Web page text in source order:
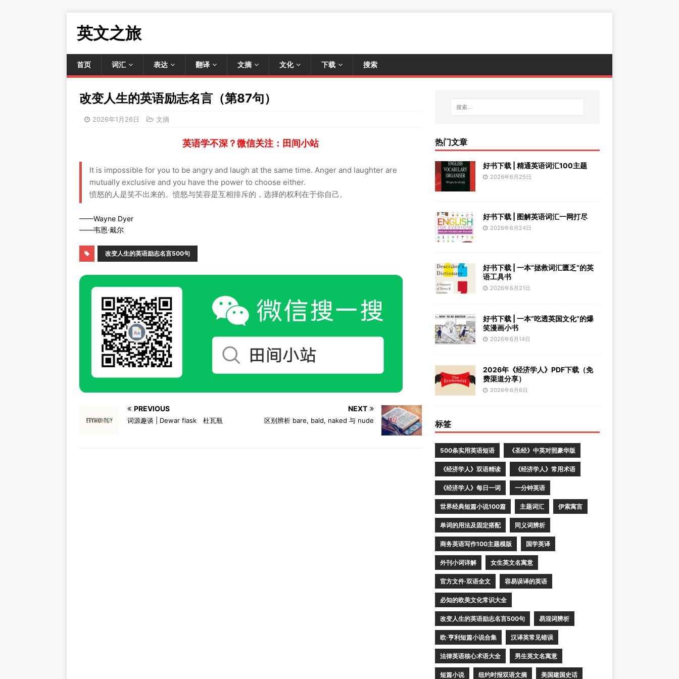
英文之旅
首页 词汇 表达 翻译 文摘 文化 下载 搜索
改变人生的英语励志名言（第87句）
2026年1月26日 文摘
英语学不深？微信关注：田间小站
It is impossible for you to be angry and laugh at the same time. Anger and laughter are
mutually exclusive and you have the power to choose either.
愤怒的人是笑不出来的。愤怒与笑容是互相排斥的，选择的权利在于你自己。
——Wayne Dyer
——韦恩·戴尔
改变人生的英语励志名言500句
PREVIOUS
词源趣谈 | Dewar flask 杜瓦瓶
NEXT
区别辨析 bare, bald, naked 与 nude
热门文章
好书下载 | 精通英语词汇100主题
2026年6月25日
好书下载 | 图解英语词汇一网打尽
2026年6月24日
好书下载 | 一本“拯救词汇匮乏”的英
语工具书
2026年6月21日
好书下载 | 一本“吃透英国文化”的爆
笑漫画小书
2026年6月14日
2026年《经济学人》PDF下载（免
费渠道分享）
2026年6月6日
标签
500条实用英语短语 《圣经》中英对照豪华版
《经济学人》双语精读 《经济学人》常用术语
《经济学人》每日一词 一分钟英语
世界经典短篇小说100篇 主题词汇 伊索寓言
单词的用法及固定搭配 同义词辨析
商务英语写作100主题模版 国学英译
外刊小词详解 女生英文名寓意
官方文件·双语全文 容易误译的英语
必知的欧美文化常识大全
改变人生的英语励志名言500句 易混词辨析
欧·亨利短篇小说合集 汉译英常见错误
法律英语核心术语大全 男生英文名寓意
短篇小说 纽约时报双语文摘 美国建国史话